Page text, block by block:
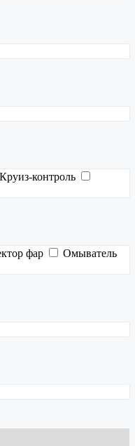
Круиз-контроль
фар
Омыватель